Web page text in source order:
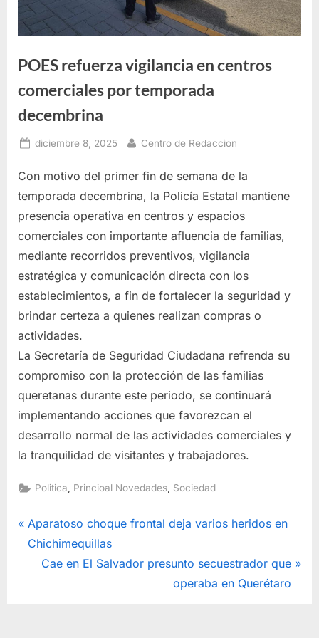
POES refuerza vigilancia en centros
comerciales por temporada
decembrina
Posted
diciembre 8, 2025 By
Centro de Redaccion
Con motivo del primer fin de semana de la
temporada decembrina, la Policía Estatal mantiene
presencia operativa en centros y espacios
comerciales con importante afluencia de familias,
mediante recorridos preventivos, vigilancia
estratégica y comunicación directa con los
establecimientos, a fin de fortalecer la seguridad y
brindar certeza a quienes realizan compras o
actividades.
La Secretaría de Seguridad Ciudadana refrenda su
compromiso con la protección de las familias
queretanas durante este periodo, se continuará
implementando acciones que favorezcan el
desarrollo normal de las actividades comerciales y
la tranquilidad de visitantes y trabajadores.
Politica Princioal Novedades Sociedad
Navegación
P
r
Aparatoso choque frontal deja varios heridos en
Chichimequillas
N
Cae en El Salvador presunto secuestrador que
operaba en Querétaro